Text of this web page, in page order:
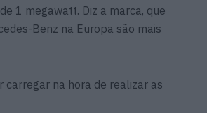
1 megawatt. Diz a marca, que
Benz na Europa são mais
carregar na hora de realizar as